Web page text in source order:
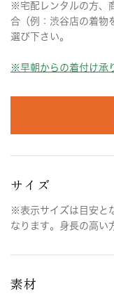
※宅配レンタルの方、
合（例：渋谷店の着物
選び下さい。
※早朝からの着付け承
サイズ
※表示サイズは目安と
なります。身長の高い
素材